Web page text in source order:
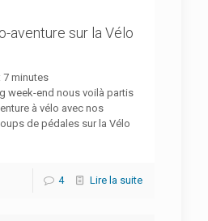
aventure sur la Vélo
7 minutes
week-end nous voilà partis
à vélo avec nos
de pédales sur la Vélo
4 Lire la suite